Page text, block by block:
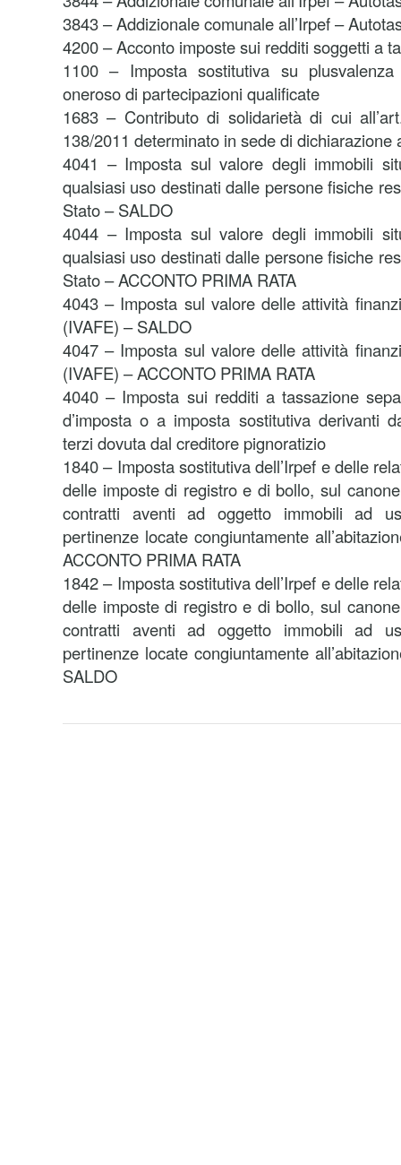
3843 – Addizionale comunale all’Irpef –
4200 – Acconto imposte sui redditi soggetti a
1100 – Imposta sostitutiva su
oneroso di partecipazioni qualificate
1683 – Contributo di solidarietà di cui
138/2011 determinato in sede di dichiarazione
4041 – Imposta sul valore degli immobili
qualsiasi uso destinati dalle persone fisiche
Stato – SALDO
4044 – Imposta sul valore degli immobili
qualsiasi uso destinati dalle persone fisiche
Stato – ACCONTO PRIMA RATA
4043 – Imposta sul valore delle attività
(IVAFE) – SALDO
4047 – Imposta sul valore delle attività
(IVAFE) – ACCONTO PRIMA RATA
4040 – Imposta sui redditi a tassazione
d’imposta o a imposta sostitutiva derivanti
terzi dovuta dal creditore pignoratizio
1840 – Imposta sostitutiva dell’Irpef e delle
delle imposte di registro e di bollo, sul
contratti aventi ad oggetto immobili ad
pertinenze locate congiuntamente
ACCONTO PRIMA RATA
1842 – Imposta sostitutiva dell’Irpef e delle
delle imposte di registro e di bollo, sul
contratti aventi ad oggetto immobili ad
pertinenze locate congiuntamente
SALDO